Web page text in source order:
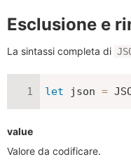
Esclusione e
La sintassi completa di
let json =
value
Valore da codificare.